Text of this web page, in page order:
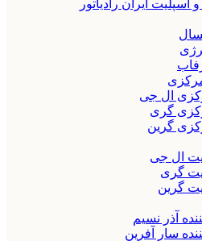
اسپلیت ایران رادیاتور
ال جی
گری
گرین
ال جی
گری
گرین
آذر نسیم
سار آفرین